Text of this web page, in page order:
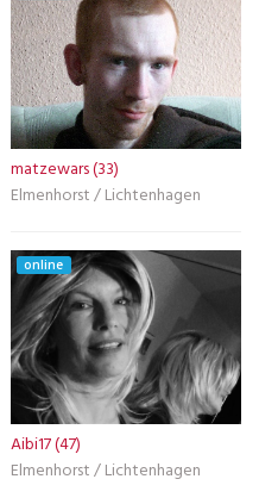
matzewars (33)
Elmenhorst / Lichtenhagen
online
Aibi17 (47)
Elmenhorst / Lichtenhagen